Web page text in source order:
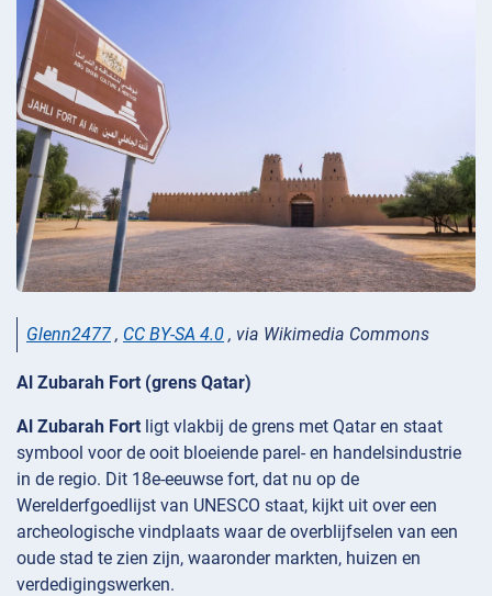
Glenn2477 , CC BY-SA 4.0 , via Wikimedia Commons
Al Zubarah Fort (grens Qatar)
Al Zubarah Fort ligt vlakbij de grens met Qatar en staat
symbool voor de ooit bloeiende parel- en handelsindustrie
in de regio. Dit 18e-eeuwse fort, dat nu op de
Werelderfgoedlijst van UNESCO staat, kijkt uit over een
archeologische vindplaats waar de overblijfselen van een
oude stad te zien zijn, waaronder markten, huizen en
verdedigingswerken.